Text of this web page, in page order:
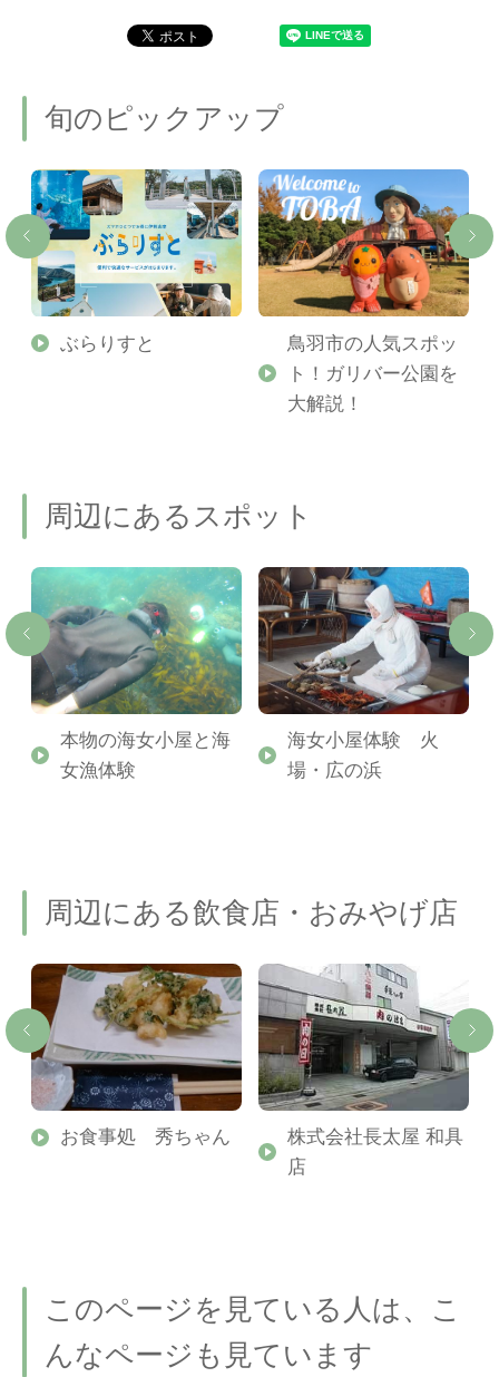
旬のピックアップ
ぶらりすと
鳥羽市の人気スポッ
ト！ガリバー公園を
大解説！
周辺にあるスポット
本物の海女小屋と海
女漁体験
海女小屋体験 火
場・広の浜
周辺にある飲食店・おみやげ店
お食事処 秀ちゃん
株式会社長太屋 和具
店
このページを見ている人は、こ
んなページも見ています